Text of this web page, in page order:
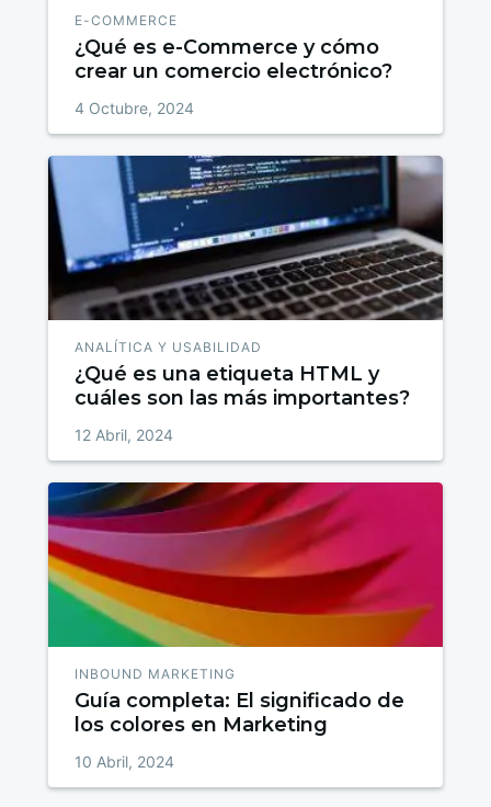
E-COMMERCE
¿Qué es e-Commerce y cómo
crear un comercio electrónico?
4 Octubre, 2024
ANALÍTICA Y USABILIDAD
¿Qué es una etiqueta HTML y
cuáles son las más importantes?
12 Abril, 2024
INBOUND MARKETING
Guía completa: El significado de
los colores en Marketing
10 Abril, 2024